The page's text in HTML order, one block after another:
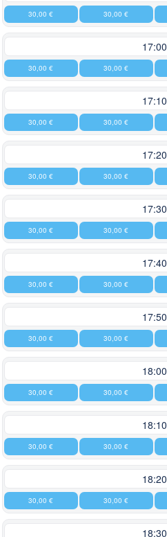
30,00 € 30,00 €
17:00
30,00 € 30,00 €
17:10
30,00 € 30,00 €
17:20
30,00 € 30,00 €
17:30
30,00 € 30,00 €
17:40
30,00 € 30,00 €
17:50
30,00 € 30,00 €
18:00
30,00 € 30,00 €
18:10
30,00 € 30,00 €
18:20
30,00 € 30,00 €
18:30